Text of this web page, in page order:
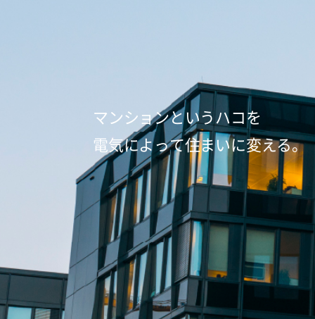
マンションというハコを
電気によって住まいに変える。